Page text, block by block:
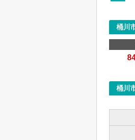
桶川
桶川